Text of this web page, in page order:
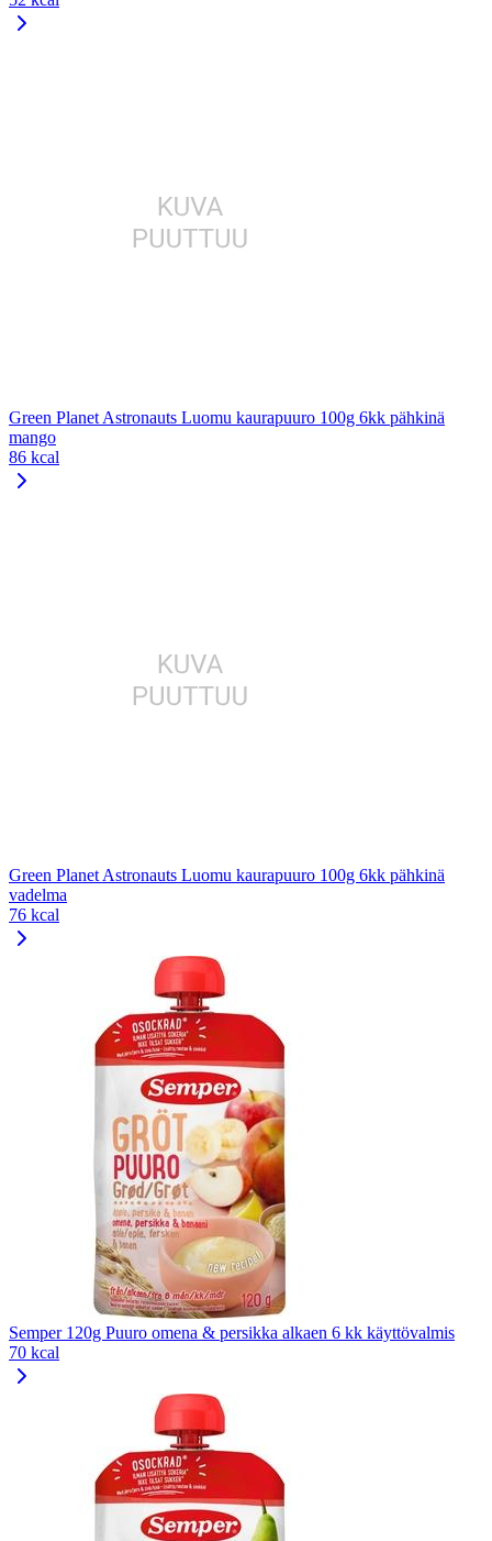
Green Planet Astronauts Luomu kaurapuuro 100g 6kk pähkinä
mango
86 kcal
Green Planet Astronauts Luomu kaurapuuro 100g 6kk pähkinä
vadelma
76 kcal
Semper 120g Puuro omena & persikka alkaen 6 kk käyttövalmis
70 kcal